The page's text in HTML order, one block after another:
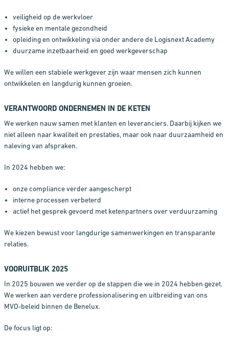
veiligheid op de werkvloer
fysieke en mentale gezondheid
opleiding en ontwikkeling via onder andere de Logisnext Academy
duurzame inzetbaarheid en goed werkgeverschap
We willen een stabiele werkgever zijn waar mensen zich kunnen
ontwikkelen en langdurig kunnen groeien.
VERANTWOORD ONDERNEMEN IN DE KETEN
We werken nauw samen met klanten en leveranciers. Daarbij kijken we
niet alleen naar kwaliteit en prestaties, maar ook naar duurzaamheid en
naleving van afspraken.
In 2024 hebben we:
onze compliance verder aangescherpt
interne processen verbeterd
actief het gesprek gevoerd met ketenpartners over verduurzaming
We kiezen bewust voor langdurige samenwerkingen en transparante
relaties.
VOORUITBLIK 2025
In 2025 bouwen we verder op de stappen die we in 2024 hebben gezet.
We werken aan verdere professionalisering en uitbreiding van ons
MVO-beleid binnen de Benelux.
De focus ligt op: